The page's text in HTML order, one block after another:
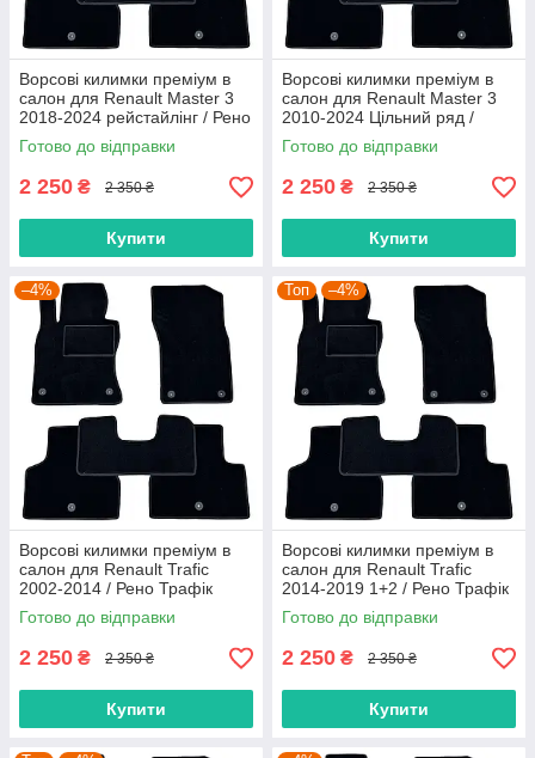
Ворсові килимки преміум в
салон для Renault Master 3
2018-2024 рейстайлінг / Рено
Мастер 3 килимки
Готово до відправки
2 250 ₴ 2 350 ₴
Купити
Ворсові килимки преміум в
салон для Renault Master 3
2010-2024 Цільний ряд /
Рено Мастер 3 килимки
Готово до відправки
2 250 ₴ 2 350 ₴
Купити
–4%
Ворсові килимки преміум в
салон для Renault Trafic
2002-2014 / Рено Трафік
килимки
Готово до відправки
2 250 ₴ 2 350 ₴
Купити
Топ –4%
Ворсові килимки преміум в
салон для Renault Trafic
2014-2019 1+2 / Рено Трафік
килимки
Готово до відправки
2 250 ₴ 2 350 ₴
Купити